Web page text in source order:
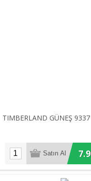
TIMBERLAND GÜNEŞ 9337